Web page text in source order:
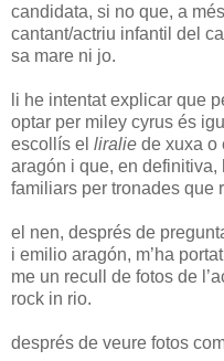
candidata, si no que, a
cantant/actriu infantil del
sa mare ni jo.
li he intentat explicar que
optar per miley cyrus és
escollís el liralie de xuxa o
aragón i que, en
familiars per tronades que
el nen, després de
i emilio aragón, m’ha
me un recull de fotos de
rock in rio.
després de veure fotos